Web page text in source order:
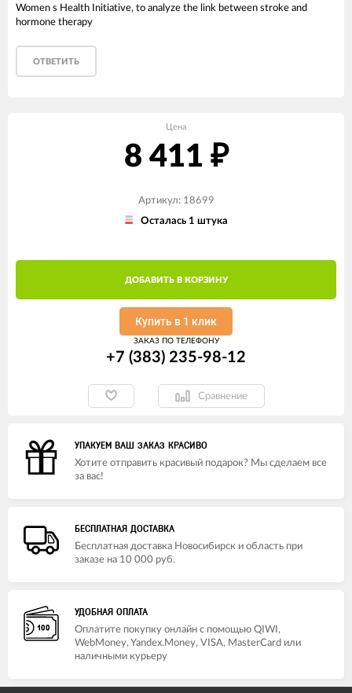
Women s Health Initiative, to analyze the link between stroke and
hormone therapy
ОТВЕТИТЬ
Цена
8 411 ₽
Артикул: 18699
Осталась 1 штука
ДОБАВИТЬ В КОРЗИНУ
Купить в 1 клик
ЗАКАЗ ПО ТЕЛЕФОНУ
+7 (383) 235-98-12
Сравнение
УПАКУЕМ ВАШ ЗАКАЗ КРАСИВО
Хотите отправить красивый подарок? Мы сделаем все
за вас!
БЕСПЛАТНАЯ ДОСТАВКА
Бесплатная доставка Новосибирск и область при
заказе на 10 000 руб.
УДОБНАЯ ОПЛАТА
Оплатите покупку онлайн с помощью QIWI,
WebMoney, Yandex.Money, VISA, MasterCard или
наличными курьеру